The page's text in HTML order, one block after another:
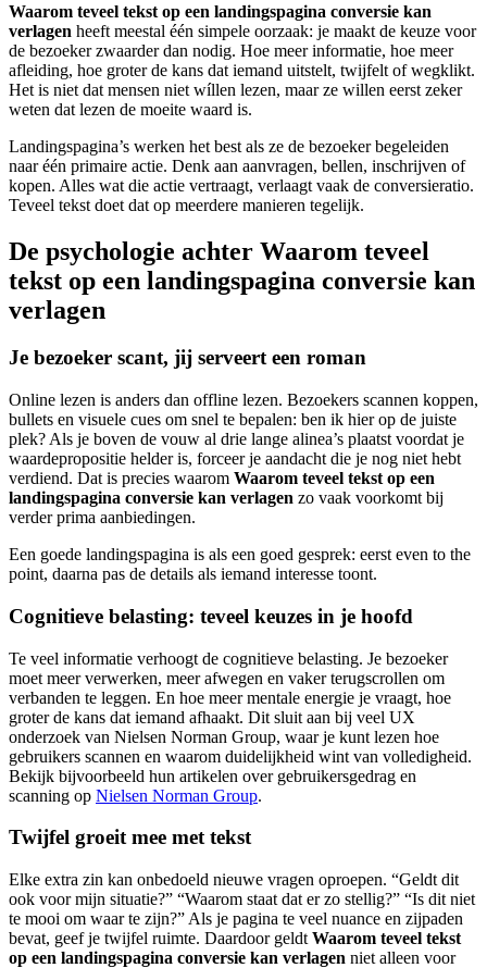
Waarom teveel tekst op een landingspagina conversie kan
verlagen heeft meestal één simpele oorzaak: je maakt de keuze voor
de bezoeker zwaarder dan nodig. Hoe meer informatie, hoe meer
afleiding, hoe groter de kans dat iemand uitstelt, twijfelt of wegklikt.
Het is niet dat mensen niet wíllen lezen, maar ze willen eerst zeker
weten dat lezen de moeite waard is.
Landingspagina’s werken het best als ze de bezoeker begeleiden
naar één primaire actie. Denk aan aanvragen, bellen, inschrijven of
kopen. Alles wat die actie vertraagt, verlaagt vaak de conversieratio.
Teveel tekst doet dat op meerdere manieren tegelijk.
De psychologie achter Waarom teveel
tekst op een landingspagina conversie kan
verlagen
Je bezoeker scant, jij serveert een roman
Online lezen is anders dan offline lezen. Bezoekers scannen koppen,
bullets en visuele cues om snel te bepalen: ben ik hier op de juiste
plek? Als je boven de vouw al drie lange alinea’s plaatst voordat je
waardepropositie helder is, forceer je aandacht die je nog niet hebt
verdiend. Dat is precies waarom Waarom teveel tekst op een
landingspagina conversie kan verlagen zo vaak voorkomt bij
verder prima aanbiedingen.
Een goede landingspagina is als een goed gesprek: eerst even to the
point, daarna pas de details als iemand interesse toont.
Cognitieve belasting: teveel keuzes in je hoofd
Te veel informatie verhoogt de cognitieve belasting. Je bezoeker
moet meer verwerken, meer afwegen en vaker terugscrollen om
verbanden te leggen. En hoe meer mentale energie je vraagt, hoe
groter de kans dat iemand afhaakt. Dit sluit aan bij veel UX
onderzoek van Nielsen Norman Group, waar je kunt lezen hoe
gebruikers scannen en waarom duidelijkheid wint van volledigheid.
Bekijk bijvoorbeeld hun artikelen over gebruikersgedrag en
scanning op Nielsen Norman Group.
Twijfel groeit mee met tekst
Elke extra zin kan onbedoeld nieuwe vragen oproepen. “Geldt dit
ook voor mijn situatie?” “Waarom staat dat er zo stellig?” “Is dit niet
te mooi om waar te zijn?” Als je pagina te veel nuance en zijpaden
bevat, geef je twijfel ruimte. Daardoor geldt Waarom teveel tekst
op een landingspagina conversie kan verlagen niet alleen voor